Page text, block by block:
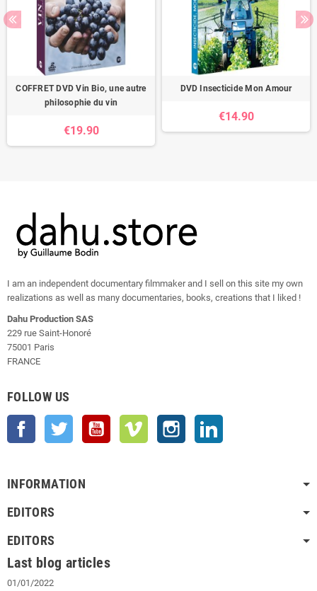
COFFRET DVD Vin Bio, une autre
philosophie du vin
€19.90
DVD Insecticide Mon Amour
€14.90
I am an independent documentary filmmaker and I sell on this site my own
realizations as well as many documentaries, books, creations that I liked !
Dahu Production SAS
229 rue Saint-Honoré
75001 Paris
FRANCE
FOLLOW US
Facebook Twitter YouTube Vimeo Instagram
INFORMATION
EDITORS
EDITORS
Last blog articles
01/01/2022